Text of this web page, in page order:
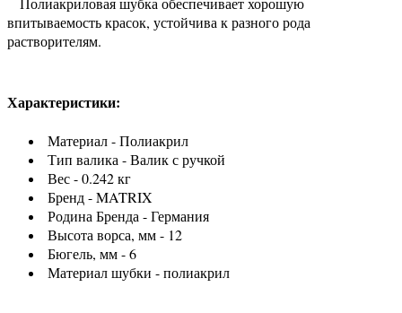
впитываемость красок, устойчива к разного рода
растворителям.
Характеристики:
Материал - Полиакрил
Тип валика - Валик с ручкой
Вес - 0.242 кг
Бренд - MATRIX
Родина Бренда - Германия
Высота ворса, мм - 12
Бюгель, мм - 6
Материал шубки - полиакрил